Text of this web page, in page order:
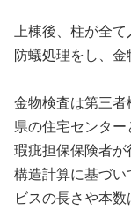
上棟後、柱が全
防蟻処理をし、
金物検査は第三者
県の住宅センター
瑕疵担保保険者が
構造計算に基づい
ビスの長さや本